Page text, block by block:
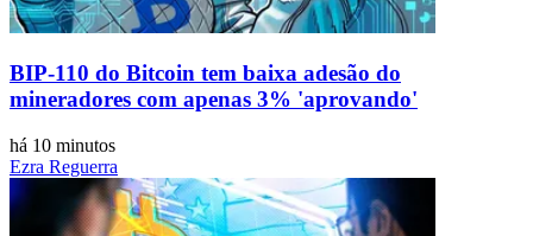
BIP-110 do Bitcoin tem baixa adesão do
mineradores com apenas 3% 'aprovando'
há 10 minutos
Ezra Reguerra